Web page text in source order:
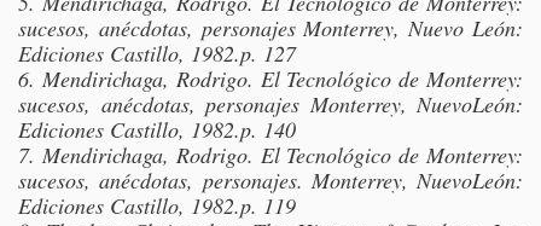
sucesos, anécdotas, personajes Monterrey, Nuevo León:
Ediciones Castillo, 1982.p. 127
6. Mendirichaga, Rodrigo. El Tecnológico de Monterrey:
sucesos, anécdotas, personajes Monterrey, NuevoLeón:
Ediciones Castillo, 1982.p. 140
7. Mendirichaga, Rodrigo. El Tecnológico de Monterrey:
sucesos, anécdotas, personajes. Monterrey, NuevoLeón:
Ediciones Castillo, 1982.p. 119